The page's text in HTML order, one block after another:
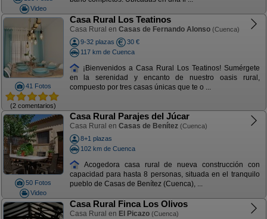
Video
41 Fotos
(2 comentarios)
Casa Rural Los Teatinos
Casa Rural en Casas de Fernando Alonso (Cuenca)
9-32 plazas
30 €
117 km de Cuenca
¡Bienvenidos a Casa Rural Los Teatinos! Sumérgete
en la serenidad y encanto de nuestro oasis rural,
compuesto por tres casas únicas que te o ...
50 Fotos
Video
Casa Rural Parajes del Júcar
Casa Rural en Casas de Benítez (Cuenca)
8+1 plazas
102 km de Cuenca
Acogedora casa rural de nueva construcción con
capacidad para hasta 8 personas, situada en el tranquilo
pueblo de Casas de Benítez (Cuenca), ...
Casa Rural Finca Los Olivos
Casa Rural en El Picazo (Cuenca)